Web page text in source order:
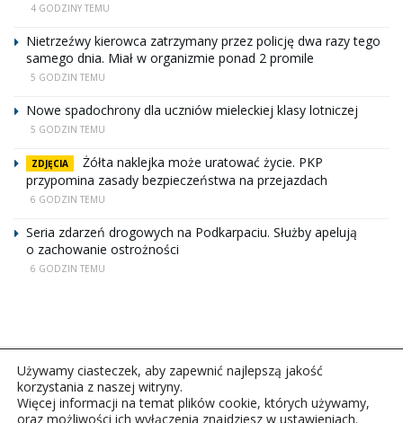
4 GODZINY TEMU
Nietrzeźwy kierowca zatrzymany przez policję dwa razy tego
samego dnia. Miał w organizmie ponad 2 promile
5 GODZIN TEMU
Nowe spadochrony dla uczniów mieleckiej klasy lotniczej
5 GODZIN TEMU
ZDJĘCIA
Żółta naklejka może uratować życie. PKP
przypomina zasady bezpieczeństwa na przejazdach
6 GODZIN TEMU
Seria zdarzeń drogowych na Podkarpaciu. Służby apelują
o zachowanie ostrożności
6 GODZIN TEMU
Używamy ciasteczek, aby zapewnić najlepszą jakość
korzystania z naszej witryny.
Więcej informacji na temat plików cookie, których używamy,
oraz możliwości ich wyłączenia znajdziesz w ustawieniach.